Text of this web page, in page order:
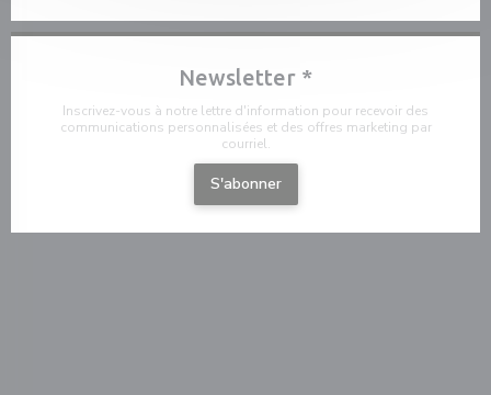
Newsletter *
Inscrivez-vous à notre lettre d'information pour recevoir des
communications personnalisées et des offres marketing par
courriel.
S'abonner